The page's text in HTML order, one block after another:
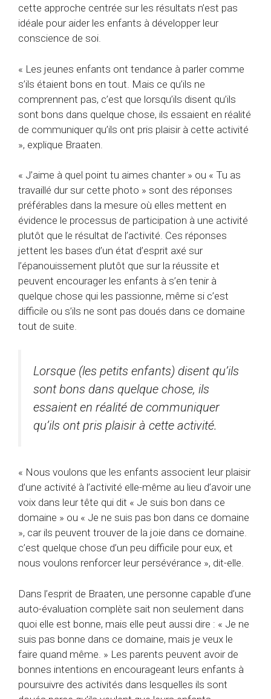
cette approche centrée sur les résultats n’est pas
idéale pour aider les enfants à développer leur
conscience de soi.
« Les jeunes enfants ont tendance à parler comme
s’ils étaient bons en tout. Mais ce qu’ils ne
comprennent pas, c’est que lorsqu’ils disent qu’ils
sont bons dans quelque chose, ils essaient en réalité
de communiquer qu’ils ont pris plaisir à cette activité
», explique Braaten.
« J’aime à quel point tu aimes chanter » ou « Tu as
travaillé dur sur cette photo » sont des réponses
préférables dans la mesure où elles mettent en
évidence le processus de participation à une activité
plutôt que le résultat de l’activité. Ces réponses
jettent les bases d’un état d’esprit axé sur
l’épanouissement plutôt que sur la réussite et
peuvent encourager les enfants à s’en tenir à
quelque chose qui les passionne, même si c’est
difficile ou s’ils ne sont pas doués dans ce domaine
tout de suite.
Lorsque (les petits enfants) disent qu’ils
sont bons dans quelque chose, ils
essaient en réalité de communiquer
qu’ils ont pris plaisir à cette activité.
« Nous voulons que les enfants associent leur plaisir
d’une activité à l’activité elle-même au lieu d’avoir une
voix dans leur tête qui dit « Je suis bon dans ce
domaine » ou « Je ne suis pas bon dans ce domaine
», car ils peuvent trouver de la joie dans ce domaine.
c’est quelque chose d’un peu difficile pour eux, et
nous voulons renforcer leur persévérance », dit-elle.
Dans l’esprit de Braaten, une personne capable d’une
auto-évaluation complète sait non seulement dans
quoi elle est bonne, mais elle peut aussi dire : « Je ne
suis pas bonne dans ce domaine, mais je veux le
faire quand même. » Les parents peuvent avoir de
bonnes intentions en encourageant leurs enfants à
poursuivre des activités dans lesquelles ils sont